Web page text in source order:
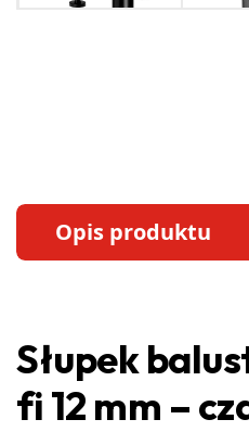
Opis produktu
Słupek
fi 12 mm –